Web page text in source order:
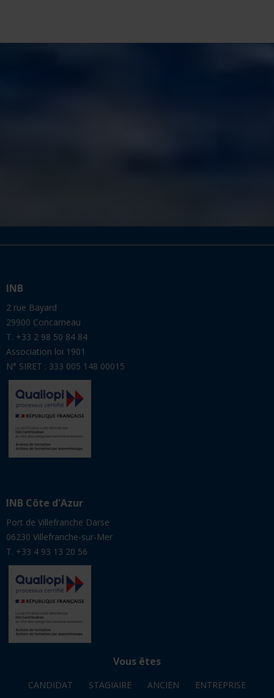
INB
2 rue Bayard
29900 Concarneau
T. +33 2 98 50 84 84
Association loi 1901
N° SIRET : 333 005 148 00015
INB Côte d'Azur
Port de Villefranche Darse
06230 Villefranche-sur-Mer
T. +33 4 93 13 20 56
Vous êtes
CANDIDAT STAGIAIRE ANCIEN ENTREPRISE